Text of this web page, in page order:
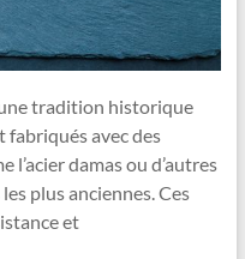
tradition historique
fabriqués avec des
l’acier damas ou d’autres
plus anciennes. Ces
et